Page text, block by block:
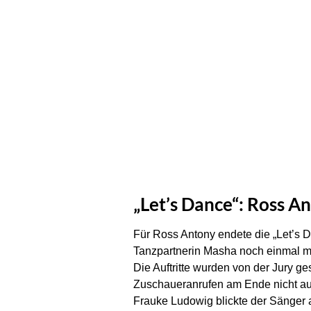
„Let’s Dance“: Ross
Für Ross Antony endete die
Tanzpartnerin Masha noch einmal
Die Auftritte wurden von der Jury
Zuschaueranrufen am Ende nicht
Frauke Ludowig blickte der